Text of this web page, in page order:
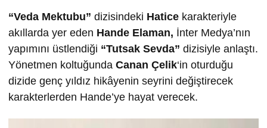
“Veda Mektubu” dizisindeki Hatice karakteriyle
akıllarda yer eden Hande Elaman, İnter Medya’nın
yapımını üstlendiği “Tutsak Sevda” dizisiyle anlaştı.
Yönetmen koltuğunda Canan Çelik‘in oturduğu
dizide genç yıldız hikâyenin seyrini değiştirecek
karakterlerden Hande’ye hayat verecek.